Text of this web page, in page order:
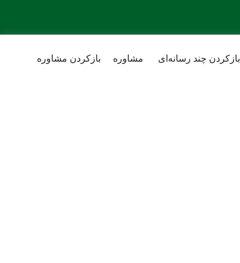
بازکردن چند رسانه‌ای مشاوره بازکردن مشاوره